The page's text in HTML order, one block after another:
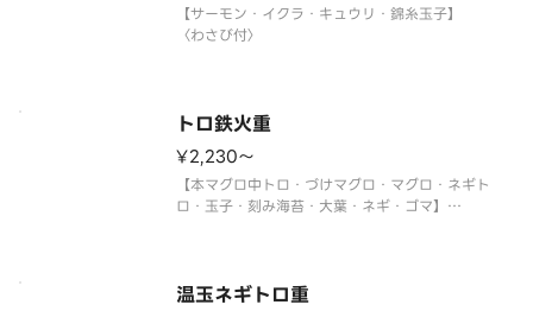
【サーモン・イクラ・キュウリ・錦糸玉子】
〈わさび付〉
トロ鉄火重
¥2,230〜
【本マグロ中トロ・づけマグロ・マグロ・ネギト
ロ・玉子・刻み海苔・大葉・ネギ・ゴマ】
温玉ネギトロ重